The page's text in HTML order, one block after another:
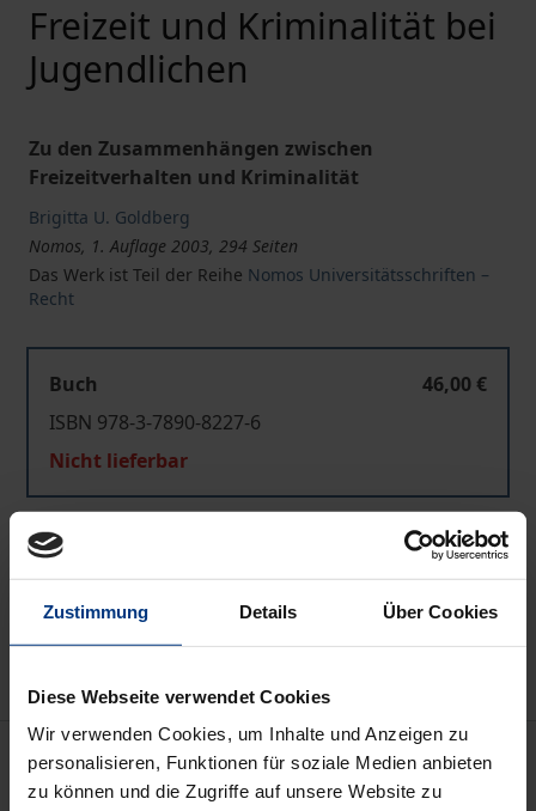
Zustimmung Details Über Cookies
Diese Webseite verwendet Cookies
Wir verwenden Cookies, um Inhalte und Anzeigen zu
personalisieren, Funktionen für soziale Medien anbieten
zu können und die Zugriffe auf unsere Website zu
Freizeit und Kriminalität bei
Jugendlichen
Zu den Zusammenhängen zwischen
Freizeitverhalten und Kriminalität
Brigitta U. Goldberg
Nomos, 1. Auflage 2003, 294 Seiten
Das Werk ist Teil der Reihe Nomos Universitätsschriften –
Recht
Buch
46,00 €
ISBN 978-3-7890-8227-6
Nicht lieferbar
Zur Wunschliste hinzufügen
Hinweise zu Versandkosten
Beschreibung